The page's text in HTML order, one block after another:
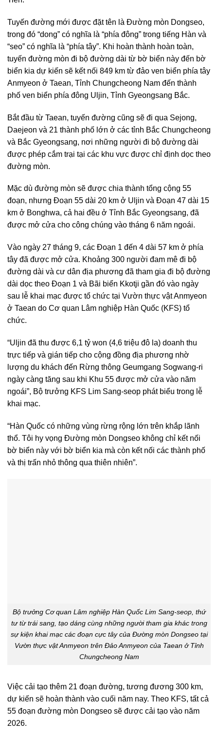
Tuyến đường mới được đặt tên là Đường mòn Dongseo,
trong đó “dong” có nghĩa là “phía đông” trong tiếng Hàn và
“seo” có nghĩa là “phía tây”. Khi hoàn thành hoàn toàn,
tuyến đường mòn đi bộ đường dài từ bờ biển này đến bờ
biển kia dự kiến ​​sẽ kết nối 849 km từ đảo ven biển phía tây
Anmyeon ở Taean, Tỉnh Chungcheong Nam đến thành
phố ven biển phía đông Uljin, Tỉnh Gyeongsang Bắc.
Bắt đầu từ Taean, tuyến đường cũng sẽ đi qua Sejong,
Daejeon và 21 thành phố lớn ở các tỉnh Bắc Chungcheong
và Bắc Gyeongsang, nơi những người đi bộ đường dài
được phép cắm trại tại các khu vực được chỉ định dọc theo
đường mòn.
Mặc dù đường mòn sẽ được chia thành tổng cộng 55
đoạn, nhưng Đoạn 55 dài 20 km ở Uljin và Đoạn 47 dài 15
km ở Bonghwa, cả hai đều ở Tỉnh Bắc Gyeongsang, đã
được mở cửa cho công chúng vào tháng 6 năm ngoái.
Vào ngày 27 tháng 9, các Đoạn 1 đến 4 dài 57 km ở phía
tây đã được mở cửa. Khoảng 300 người đam mê đi bộ
đường dài và cư dân địa phương đã tham gia đi bộ đường
dài dọc theo Đoạn 1 và Bãi biển Kkotji gần đó vào ngày
sau lễ khai mạc được tổ chức tại Vườn thực vật Anmyeon
ở Taean do Cơ quan Lâm nghiệp Hàn Quốc (KFS) tổ
chức.
“Uljin đã thu được 6,1 tỷ won (4,6 triệu đô la) doanh thu
trực tiếp và gián tiếp cho cộng đồng địa phương nhờ
lượng du khách đến Rừng thông Geumgang Sogwang-ri
ngày càng tăng sau khi Khu 55 được mở cửa vào năm
ngoái”, Bộ trưởng KFS Lim Sang-seop phát biểu trong lễ
khai mạc.
“Hàn Quốc có những vùng rừng rộng lớn trên khắp lãnh
thổ. Tôi hy vọng Đường mòn Dongseo không chỉ kết nối
bờ biển này với bờ biển kia mà còn kết nối các thành phố
và thị trấn nhỏ thông qua thiên nhiên”.
Bộ trưởng Cơ quan Lâm nghiệp Hàn Quốc Lim Sang-seop, thứ
tư từ trái sang, tạo dáng cùng những người tham gia khác trong
sự kiện khai mạc các đoạn cực tây của Đường mòn Dongseo tại
Vườn thực vật Anmyeon trên Đảo Anmyeon của Taean ở Tỉnh
Chungcheong Nam
Việc cải tạo thêm 21 đoạn đường, tương đương 300 km,
dự kiến ​​sẽ hoàn thành vào cuối năm nay. Theo KFS, tất cả
55 đoạn đường mòn Dongseo sẽ được cải tạo vào năm
2026.